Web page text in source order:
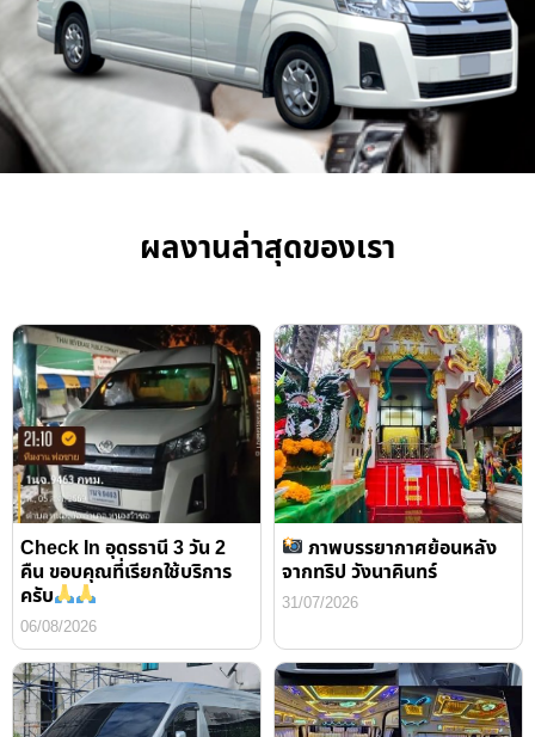
ผลงานล่าสุดของเรา
Check In อุดรธานี 3 วัน 2
คืน ขอบคุณที่เรียกใช้บริการ
ครับ
06/08/2026
ภาพบรรยากาศย้อนหลัง
จากทริป วังนาคินทร์
31/07/2026